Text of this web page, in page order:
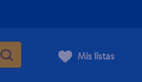
Mis listas